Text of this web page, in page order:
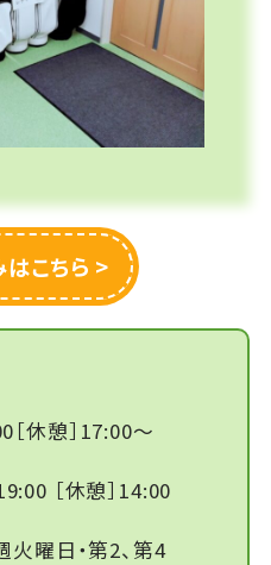
こちら >
［休憩］17:00～
［休憩］14:00
火曜日・第2、第4